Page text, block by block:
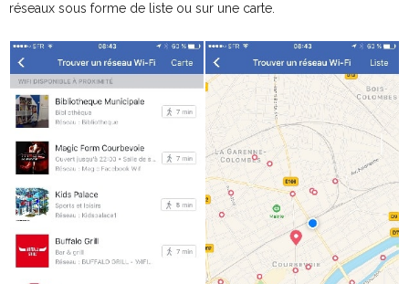
réseaux sous forme de liste ou sur une carte.